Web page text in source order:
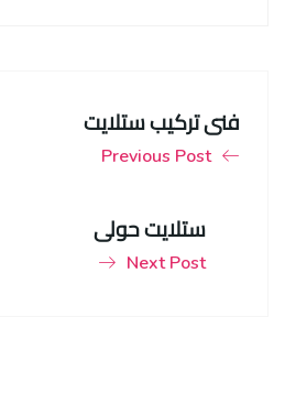
فني تركيب ستلايت
Previous Post
ستلايت حولي
Next Post